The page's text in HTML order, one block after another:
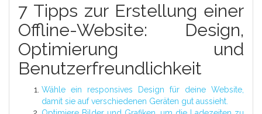
7 Tipps zur Erstellung einer
Offline-Website: Design,
Optimierung und
Benutzerfreundlichkeit
Wähle ein responsives Design für deine Website,
damit sie auf verschiedenen Geräten gut aussieht.